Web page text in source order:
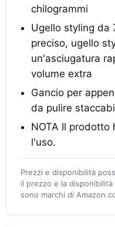
chilogrammi
Ugello styling da
preciso, ugello
un'asciugatura
volume extra
Gancio per
da pulire
NOTA Il prodotto
l'uso.
Prezzi e disponibilità
il prezzo e la
sono marchi di